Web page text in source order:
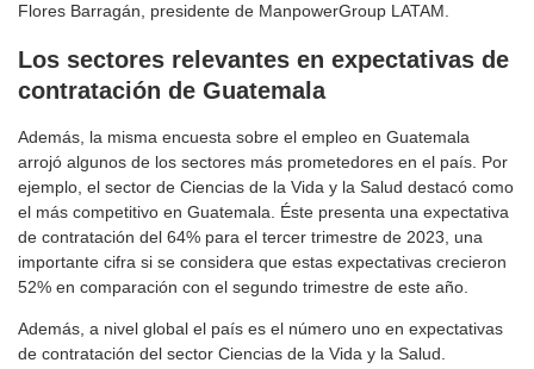
Flores Barragán, presidente de ManpowerGroup LATAM.
Los sectores relevantes en expectativas de
contratación de Guatemala
Además, la misma encuesta sobre el empleo en Guatemala
arrojó algunos de los sectores más prometedores en el país. Por
ejemplo, el sector de Ciencias de la Vida y la Salud destacó como
el más competitivo en Guatemala. Éste presenta una expectativa
de contratación del 64% para el tercer trimestre de 2023, una
importante cifra si se considera que estas expectativas crecieron
52% en comparación con el segundo trimestre de este año.
Además, a nivel global el país es el número uno en expectativas
de contratación del sector Ciencias de la Vida y la Salud.